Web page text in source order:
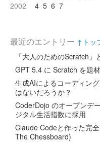
2002
4 5 6 7
最近のエントリー ↑トッ
「大人のためのScratch
GPT 5.4 に Scratch を題
生成AIによるコーディン
はないだろうか？
CoderDojo のオープンデ
ジタル生活指数に採用
Claude Codeと作った完
The Chessboard)